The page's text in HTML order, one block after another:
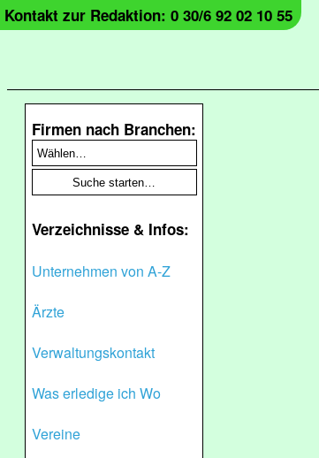
Kontakt zur Redaktion: 0 30/6 92 02 10 55
Firmen nach Branchen:
Verzeichnisse & Infos:
Unternehmen von A-Z
Ärzte
Verwaltungskontakt
Was erledige ich Wo
Vereine